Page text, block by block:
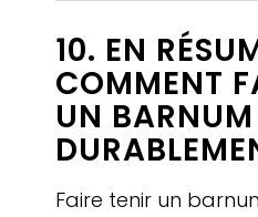
10. EN
COMMENT
UN BARNUM
Faire tenir un